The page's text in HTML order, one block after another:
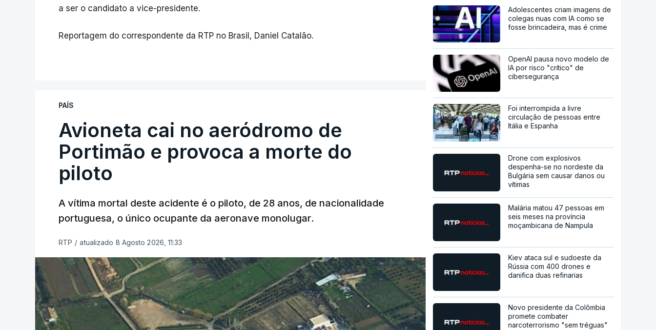
a ser o candidato a vice-presidente.
Reportagem do correspondente da RTP no Brasil, Daniel Catalão.
PAÍS
Avioneta cai no aeródromo de
Portimão e provoca a morte do
piloto
A vítima mortal deste acidente é o piloto, de 28 anos, de nacionalidade
portuguesa, o único ocupante da aeronave monolugar.
RTP / atualizado 8 Agosto 2026, 11:33
Adolescentes criam imagens de
colegas nuas com IA como se
fosse brincadeira, mas é crime
OpenAI pausa novo modelo de
IA por risco "crítico" de
cibersegurança
Foi interrompida a livre
circulação de pessoas entre
Itália e Espanha
Drone com explosivos
despenha-se no nordeste da
Bulgária sem causar danos ou
vítimas
Malária matou 47 pessoas em
seis meses na província
moçambicana de Nampula
Kiev ataca sul e sudoeste da
Rússia com 400 drones e
danifica duas refinarias
Novo presidente da Colômbia
promete combater
narcoterrorismo "sem tréguas"